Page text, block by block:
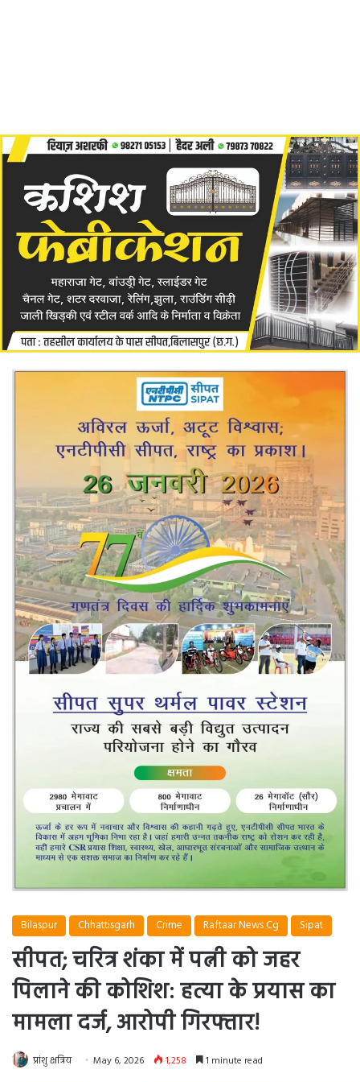
Bilaspur Chhattisgarh Crime Raftaar News Cg Sipat
सीपत; चरित्र शंका में पत्नी को जहर
पिलाने की कोशिश: हत्या के प्रयास का
मामला दर्ज, आरोपी गिरफ्तार!
प्रांशु क्षत्रिय May 6, 2026 1,258 1 minute read